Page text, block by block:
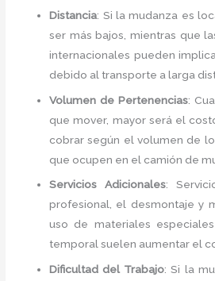
Distancia: Si la mudanza es
ser más bajos, mientras que
internacionales pueden
debido al transporte a larga
Volumen de Pertenencias:
que mover, mayor será el
cobrar según el volumen de
que ocupen en el camión de
Servicios Adicionales:
profesional, el desmontaje y
uso de materiales
temporal suelen aumentar el
Dificultad del Trabajo: Si la